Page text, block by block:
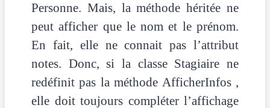
Personne. Mais, la méthode héritée ne
peut afficher que le nom et le prénom.
En fait, elle ne connait pas l’attribut
notes. Donc, si la classe Stagiaire ne
redéfinit pas la méthode AfficherInfos ,
elle doit toujours compléter l’affichage